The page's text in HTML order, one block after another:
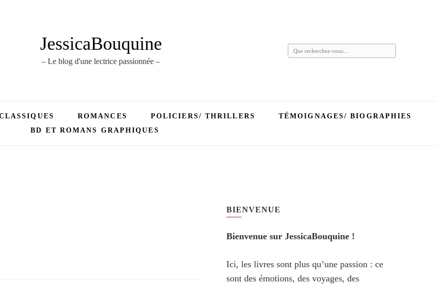
JessicaBouquine
– Le blog d'une lectrice passionnée –
Vous
ROMANCES POLICIERS/ THRILLERS
TÉMOIGNAGES/ BIOGRAPHIES
BD ET ROMANS GRAPHIQUES
BIENVENUE
Bienvenue sur JessicaBouquine !
Ici, les livres sont plus qu’une passion : ce
sont des émotions, des voyages, des